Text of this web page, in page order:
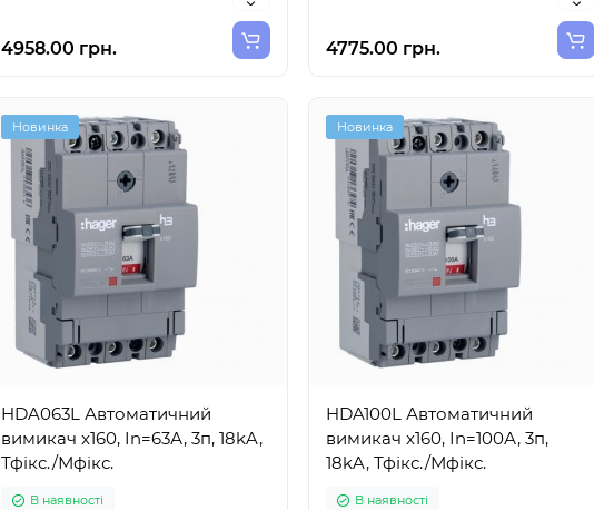
4958.00 грн. 4775.00 грн.
Новинка
HDA063L Автоматичний
вимикач x160, In=63А, 3п, 18kA,
Тфікс./Мфікс.
В наявності
Новинка
HDA100L Автоматичний
вимикач x160, In=100А, 3п,
18kA, Тфікс./Мфікс.
В наявності